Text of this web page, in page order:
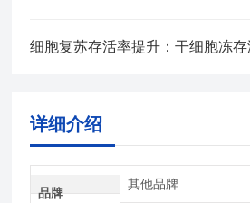
细胞复苏存活率提升：干细胞冻
详细介绍
品牌
其他品牌